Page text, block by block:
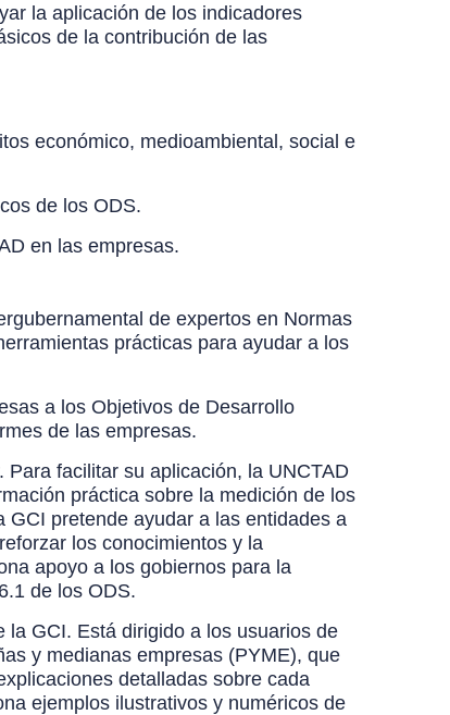
la aplicación de los indicadores
de la contribución de las
económico, medioambiental, social e
de los ODS.
en las empresas.
de expertos en Normas
prácticas para ayudar a los
a los Objetivos de Desarrollo
de las empresas.
facilitar su aplicación, la UNCTAD
práctica sobre la medición de los
pretende ayudar a las entidades a
los conocimientos y la
apoyo a los gobiernos para la
de los ODS.
la GCI. Está dirigido a los usuarios de
y medianas empresas (PYME), que
detalladas sobre cada
ejemplos ilustrativos y numéricos de